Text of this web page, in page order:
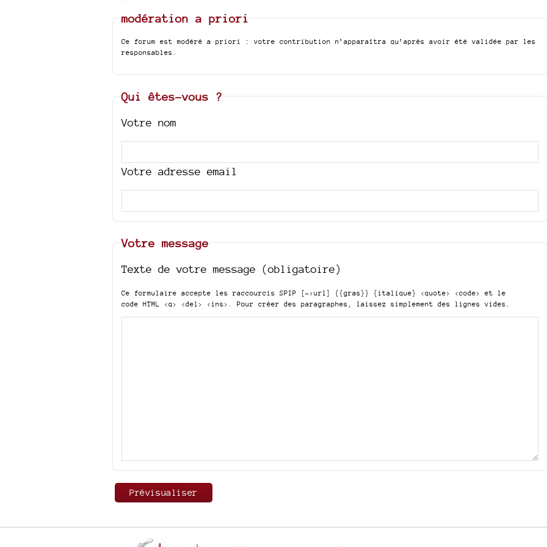
modération a priori
Ce forum est modéré a priori : votre contribution n’apparaîtra qu’après avoir été validée par les
responsables.
Qui êtes-vous ?
Votre nom
Votre adresse email
Votre message
Texte de votre message (obligatoire)
Ce formulaire accepte les raccourcis SPIP [->url] {{gras}} {italique} <quote> <code>
et le
code HTML <q> <del> <ins> . Pour créer des paragraphes, laissez simplement des lignes vides.